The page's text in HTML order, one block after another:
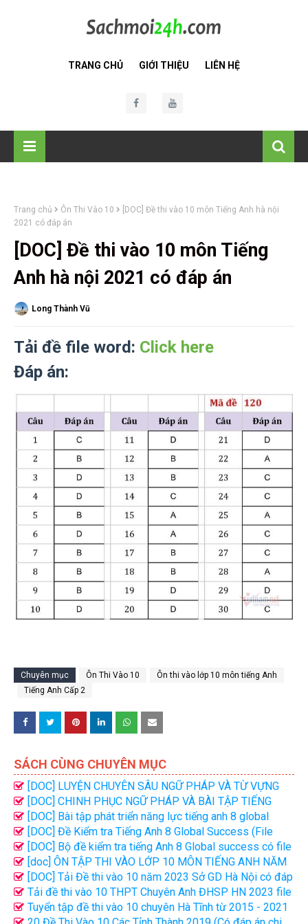
TRANG CHỦ GIỚI THIỆU LIÊN HỆ
Trang chủ Ôn Thi Vào 10
[DOC] Đề thi vào 10 môn Tiếng Anh hà nội
2021 có đáp án
[DOC] Đề thi vào 10 môn Tiếng
Anh hà nội 2021 có đáp án
Long Thành Vũ
Tải đề file word: Click here
Đáp án:
Chuyên mục Ôn Thi Vào 10
Ôn thi vào lớp 10 môn tiếng Anh
Tiếng Anh Cấp 2
SÁCH CÙNG CHUYÊN MỤC
[DOC] LUYỆN CHUYÊN SÂU NGỮ PHÁP VÀ TỪ VỰNG
TIẾNG ANH LỚP 8 - TẬP 2 - ĐẠI LỢI
[DOC] CHINH PHỤC NGỮ PHÁP VÀ BÀI TẬP TIẾNG
ANH LỚP 7 - TẬP 1 + 2 (Có đáp án)
[DOC] Bài tập phát triển năng lực tiếng anh 8 global
success - Phan Thị Minh Châu
[DOC] Đề Kiểm tra Tiếng Anh 8 Global Success (File
word có đáp án) - Nguyễn Hoàng Thanh Ly
[DOC] Bộ đề kiểm tra tiếng Anh 8 Global success có file
nghe (tập 2) - Đại Lợi
[doc] ÔN TẬP THI VÀO LỚP 10 MÔN TIẾNG ANH NĂM
2025-2026 NGUYỄN THỊ CHI
[DOC] Tải Đề thi vào 10 năm 2023 Sở GD Hà Nội có đáp
án Tải đề thi vào 10 THPT Chuyên Anh ĐHSP HN 2023 file
word có đáp án
Tuyển tập đề thi vào 10 chuyên Hà Tĩnh từ 2015 - 2021